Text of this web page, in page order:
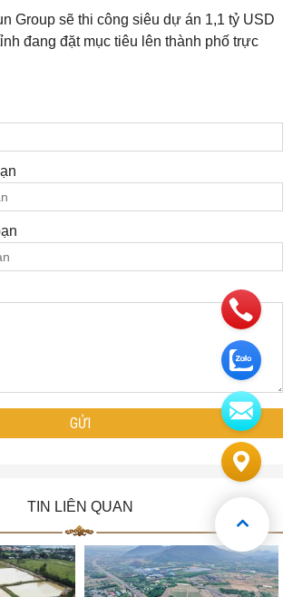
Group sẽ thi công siêu dự án 1,1 tỷ USD
đang đặt mục tiêu lên thành phố trực
TIN LIÊN QUAN